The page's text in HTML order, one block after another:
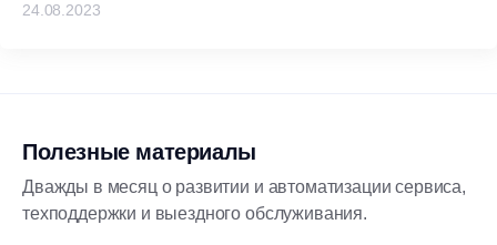
24.08.2023
Полезные материалы
Дважды в месяц о развитии и автоматизации сервиса,
техподдержки и выездного обслуживания.